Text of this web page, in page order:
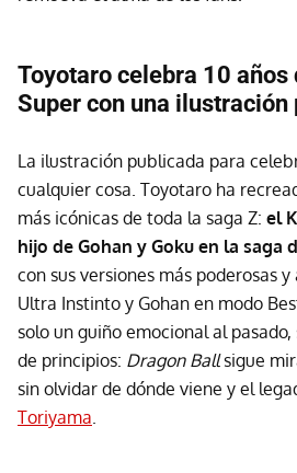
Toyotaro celebra 10 años
Super con una ilustración
La ilustración publicada para
cualquier cosa. Toyotaro ha
más icónicas de toda la saga Z: el
hijo de Gohan y Goku en la saga
con sus versiones más poderosas
Ultra Instinto y Gohan en modo
solo un guiño emocional al
de principios: Dragon Ballsigue
sin olvidar de dónde viene y el
Toriyama.